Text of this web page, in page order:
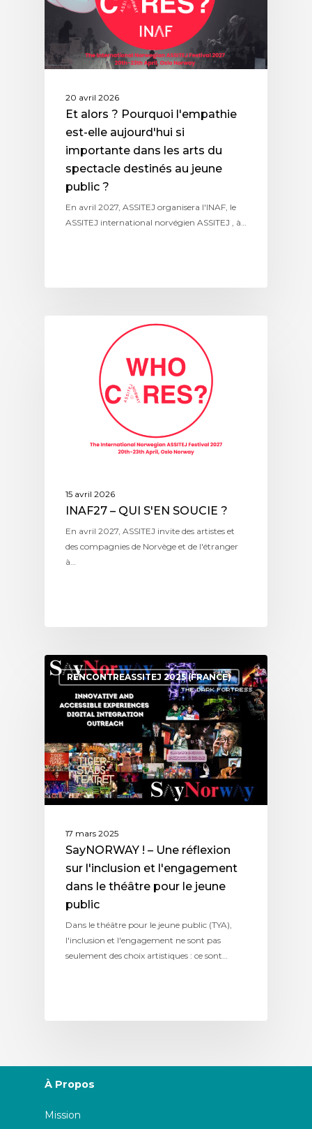
20 avril 2026
Et alors ? Pourquoi l'empathie
est-elle aujourd'hui si
importante dans les arts du
spectacle destinés au jeune
public ?
En avril 2027, ASSITEJ organisera l'INAF, le
ASSITEJ international norvégien ASSITEJ , à…
15 avril 2026
INAF27 – QUI S'EN SOUCIE ?
En avril 2027, ASSITEJ invite des artistes et
des compagnies de Norvège et de l'étranger
à…
RENCONTREASSITEJ 2025 (FRANCE)
17 mars 2025
SayNORWAY ! – Une réflexion
sur l'inclusion et l'engagement
dans le théâtre pour le jeune
public
Dans le théâtre pour le jeune public (TYA),
l'inclusion et l'engagement ne sont pas
seulement des choix artistiques : ce sont…
À Propos
Mission